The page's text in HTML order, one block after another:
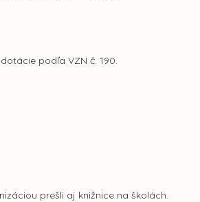
podľa VZN č. 190.
prešli aj knižnice na školách.